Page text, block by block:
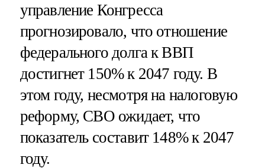
управление Конгресса
прогнозировало, что отношение
федерального долга к ВВП
достигнет 150% к 2047 году. В
этом году, несмотря на налоговую
реформу, CBO ожидает, что
показатель составит 148% к 2047
году.